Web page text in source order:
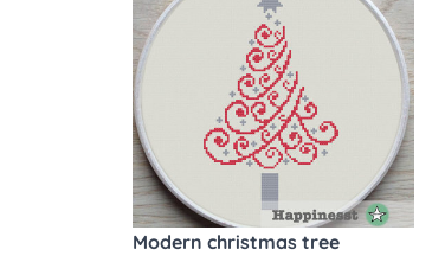
Modern christmas tree